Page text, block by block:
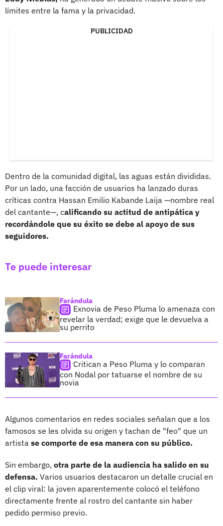
límites entre la fama y la privacidad.
PUBLICIDAD
Dentro de la comunidad digital, las aguas están divididas.
Por un lado, una facción de usuarios ha lanzado duras
críticas contra Hassan Emilio Kabande Laija —nombre real
del cantante—, calificando su actitud de antipática y
recordándole que su éxito se debe al apoyo de sus
seguidores.
Te puede interesar
Farándula
Exnovia de Peso Pluma lo amenaza con
revelar la verdad; exige que le devuelva a
su perrito
Farándula
Critican a Peso Pluma y lo comparan
con Nodal por tatuarse el nombre de su
novia
Algunos comentarios en redes sociales señalan que a los
famosos se les olvida su origen y tachan de "feo" que un
artista se comporte de esa manera con su público.
Sin embargo, otra parte de la audiencia ha salido en su
defensa. Varios usuarios destacaron un detalle crucial en
el clip viral: la joven aparentemente colocó el teléfono
directamente frente al rostro del cantante sin haber
pedido permiso previo.